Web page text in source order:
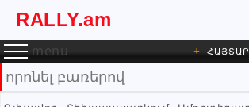
RALLY.am
menu +